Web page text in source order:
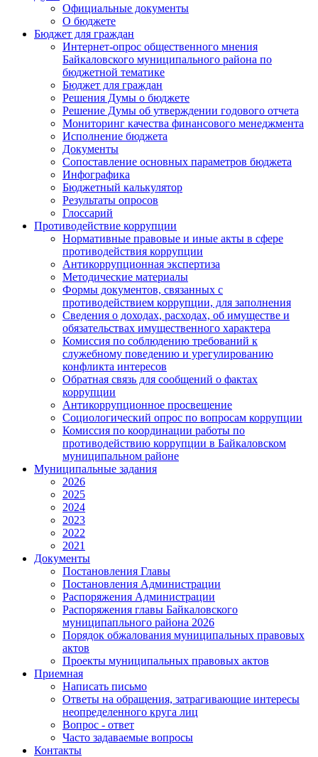
Официальные документы
О бюджете
Бюджет для граждан
Интернет-опрос общественного мнения
Байкаловского муниципального района по
бюджетной тематике
Бюджет для граждан
Решения Думы о бюджете
Решение Думы об утверждении годового отчета
Мониторинг качества финансового менеджмента
Исполнение бюджета
Документы
Сопоставление основных параметров бюджета
Инфографика
Бюджетный калькулятор
Результаты опросов
Глоссарий
Противодействие коррупции
Нормативные правовые и иные акты в сфере
противодействия коррупции
Антикоррупционная экспертиза
Методические материалы
Формы документов, связанных с
противодействием коррупции, для заполнения
Сведения о доходах, расходах, об имуществе и
обязательствах имущественного характера
Комиссия по соблюдению требований к
служебному поведению и урегулированию
конфликта интересов
Обратная связь для сообщений о фактах
коррупции
Антикоррупционное просвещение
Социологический опрос по вопросам коррупции
Комиссия по координации работы по
противодействию коррупции в Байкаловском
муниципальном районе
Муниципальные задания
2026
2025
2024
2023
2022
2021
Документы
Постановления Главы
Постановления Администрации
Распоряжения Администрации
Распоряжения главы Байкаловского
муниципапльного района 2026
Порядок обжалования муниципальных правовых
актов
Проекты муниципальных правовых актов
Приемная
Написать письмо
Ответы на обращения, затрагивающие интересы
неопределенного круга лиц
Вопрос - ответ
Часто задаваемые вопросы
Контакты